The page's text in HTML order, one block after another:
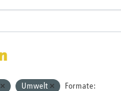
Umwelt Formate: